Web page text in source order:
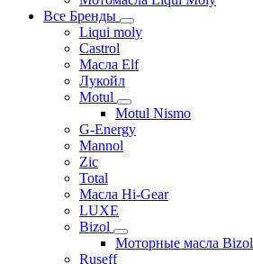
Все Бренды
Liqui moly
Castrol
Масла Elf
Лукойл
Motul
Motul Nismo
G-Energy
Mannol
Zic
Total
Масла Hi-Gear
LUXE
Bizol
Моторные масла Bizol
Ruseff